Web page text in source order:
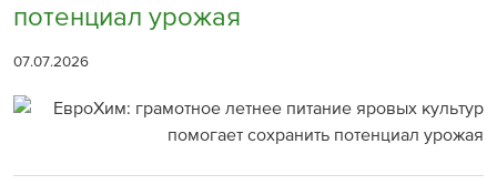
потенциал урожая
07.07.2026